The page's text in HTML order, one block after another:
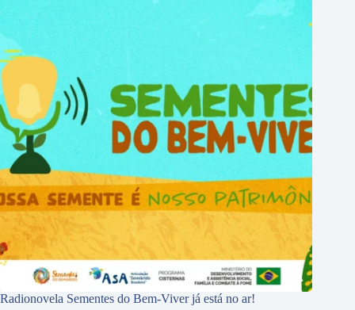
Radionovela Sementes do Bem-Viver já está no ar!